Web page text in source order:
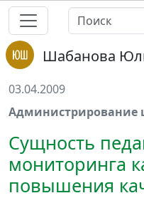
Шабанова
03.04.2009
Администрирование
Сущность
мониторинга
повышения